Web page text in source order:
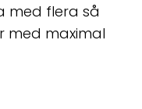
med flera så
med maximal